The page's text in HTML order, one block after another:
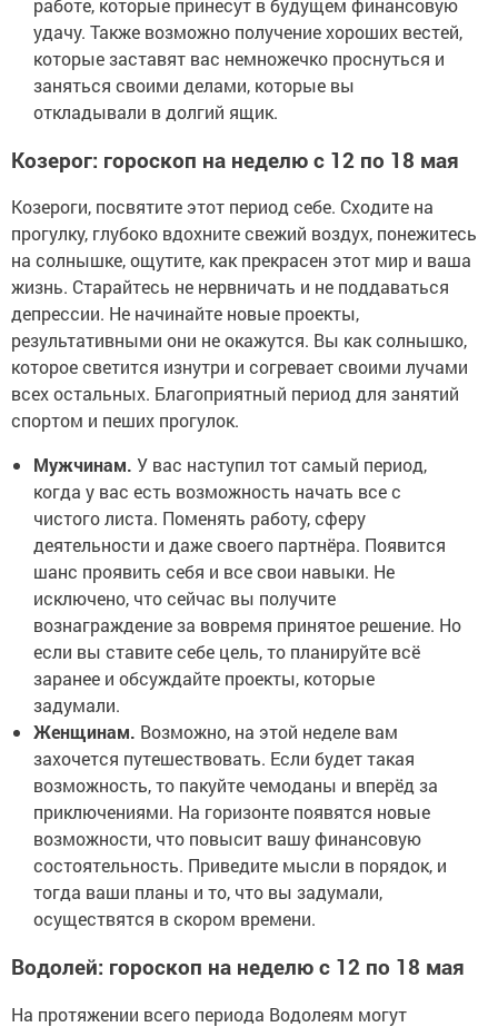
работе, которые принесут в будущем финансовую
удачу. Также возможно получение хороших вестей,
которые заставят вас немножечко проснуться и
заняться своими делами, которые вы
откладывали в долгий ящик.
Козерог: гороскоп на неделю с 12 по 18 мая
Козероги, посвятите этот период себе. Сходите на
прогулку, глубоко вдохните свежий воздух, понежитесь
на солнышке, ощутите, как прекрасен этот мир и ваша
жизнь. Старайтесь не нервничать и не поддаваться
депрессии. Не начинайте новые проекты,
результативными они не окажутся. Вы как солнышко,
которое светится изнутри и согревает своими лучами
всех остальных. Благоприятный период для занятий
спортом и пеших прогулок.
Мужчинам. У вас наступил тот самый период,
когда у вас есть возможность начать все с
чистого листа. Поменять работу, сферу
деятельности и даже своего партнёра. Появится
шанс проявить себя и все свои навыки. Не
исключено, что сейчас вы получите
вознаграждение за вовремя принятое решение. Но
если вы ставите себе цель, то планируйте всё
заранее и обсуждайте проекты, которые
задумали.
Женщинам. Возможно, на этой неделе вам
захочется путешествовать. Если будет такая
возможность, то пакуйте чемоданы и вперёд за
приключениями. На горизонте появятся новые
возможности, что повысит вашу финансовую
состоятельность. Приведите мысли в порядок, и
тогда ваши планы и то, что вы задумали,
осуществятся в скором времени.
Водолей: гороскоп на неделю с 12 по 18 мая
На протяжении всего периода Водолеям могут